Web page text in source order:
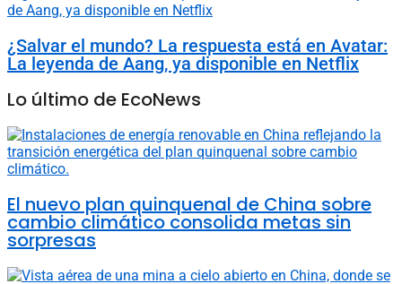
¿Salvar el mundo? La respuesta está en Avatar:
La leyenda de Aang, ya disponible en Netflix
Lo último de EcoNews
El nuevo plan quinquenal de China sobre
cambio climático consolida metas sin
sorpresas